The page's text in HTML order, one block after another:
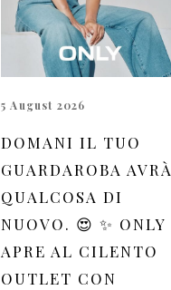
5 August 2026
DOMANI IL TUO
GUARDAROBA AVRÀ
QUALCOSA DI
NUOVO. 😍 ✨ ONLY
APRE AL CILENTO
OUTLET CON